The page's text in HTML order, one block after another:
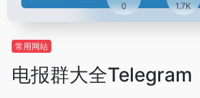
0 1.7K
常用网站
电报群大全Telegram